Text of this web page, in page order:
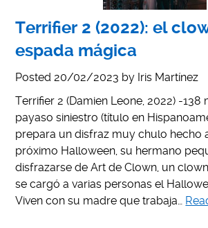
Terrifier 2 (2022): el
espada mágica
Posted 20/02/2023 by Iris Martínez
Terrifier 2 (Damien Leone, 2022) -138
payaso siniestro (título en
prepara un disfraz muy chulo hecho
próximo Halloween, su hermano
disfrazarse de Art de Clown, un
se cargó a varias personas el
Viven con su madre que trabaja…